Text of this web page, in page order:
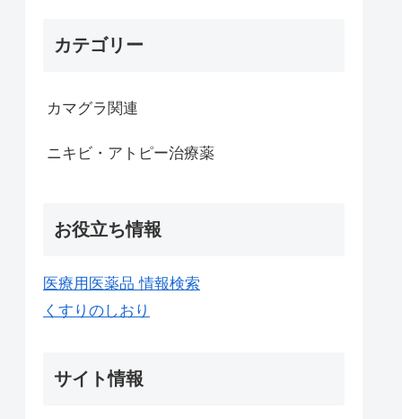
カテゴリー
カマグラ関連
ニキビ・アトピー治療薬
お役立ち情報
医療用医薬品 情報検索
くすりのしおり
サイト情報